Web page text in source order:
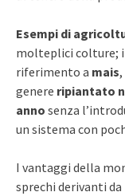
Esempi di
molteplici colture;
riferimento a mais,
genere ripiantato
anno senza
un sistema con
I vantaggi della
sprechi derivanti